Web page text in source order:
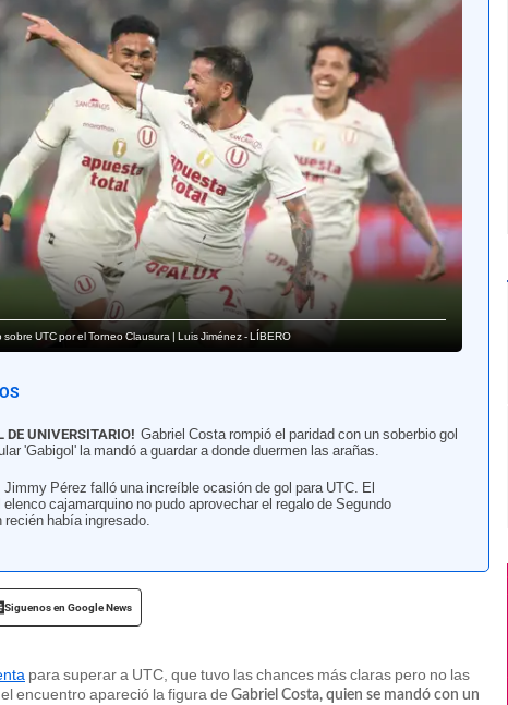
UTC por el Torneo Clausura | Luis Jiménez - LÍBERO
DE UNIVERSITARIO! Gabriel Costa rompió el paridad con un soberbio gol
'Gabigol' la mandó a guardar a donde duermen las arañas.
Jimmy Pérez falló una increíble ocasión de gol para UTC. El
cajamarquino no pudo aprovechar el regalo de Segundo
recién había ingresado.
Siguenos en Google News
para superar a UTC, que tuvo las chances más claras pero no las
encuentro apareció la figura de Gabriel Costa, quien se mandó con un